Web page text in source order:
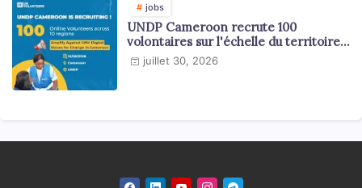
jobs
UNDP Cameroon recrute 100
volontaires sur l'échelle du territoire
national
juillet 30, 2026